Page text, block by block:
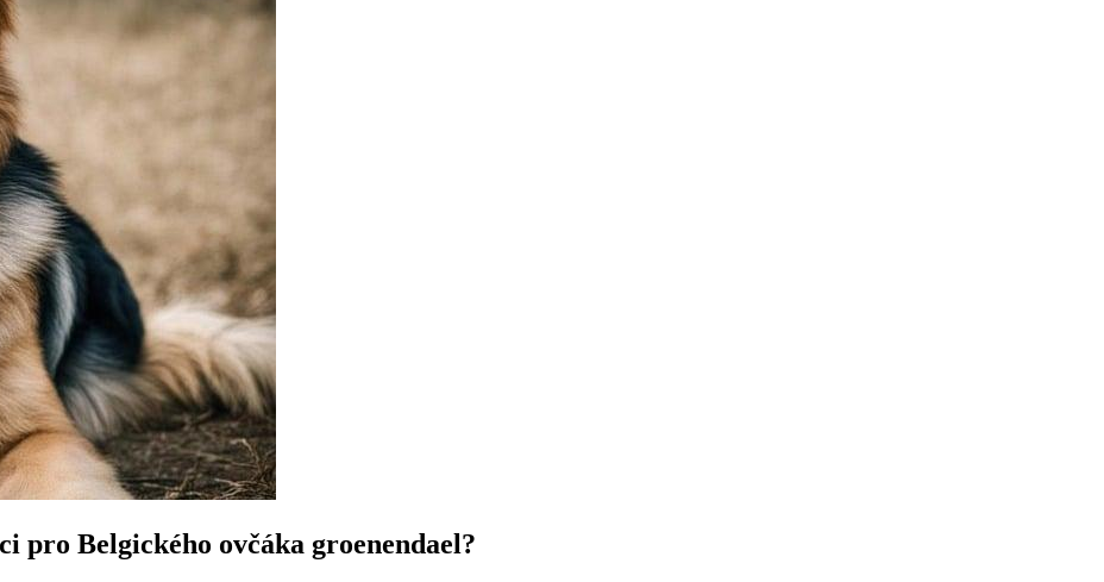
pro Belgického ovčáka groenendael?